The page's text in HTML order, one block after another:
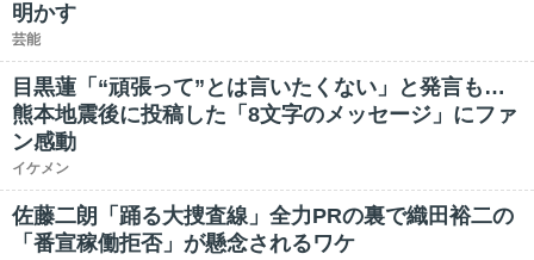
明かす
芸能
目黒蓮「“頑張って”とは言いたくない」と発言も…
熊本地震後に投稿した「8文字のメッセージ」にファ
ン感動
イケメン
佐藤二朗「踊る大捜査線」全力PRの裏で織田裕二の
「番宣稼働拒否」が懸念されるワケ